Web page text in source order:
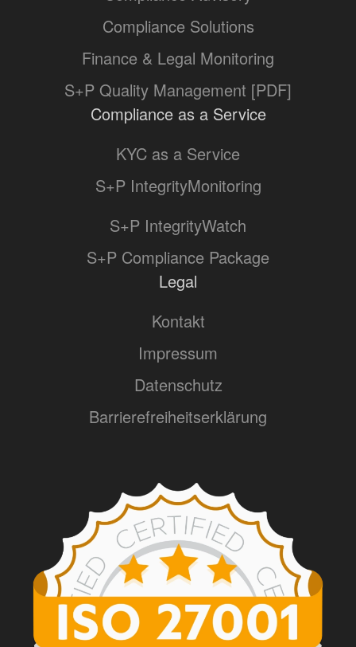
Compliance Solutions
Finance & Legal Monitoring
S+P Quality Management [PDF]
Compliance as a Service
KYC as a Service
S+P IntegrityMonitoring
S+P IntegrityWatch
S+P Compliance Package
Legal
Kontakt
Impressum
Datenschutz
Barrierefreiheitserklärung